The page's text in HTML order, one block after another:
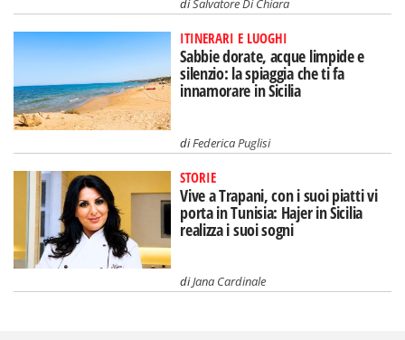
diSalvatore Di Chiara
ITINERARI E LUOGHI
Sabbie dorate, acque limpide e
silenzio: la spiaggia che ti fa
innamorare in Sicilia
diFederica Puglisi
STORIE
Vive a Trapani, con i suoi piatti vi
porta in Tunisia: Hajer in Sicilia
realizza i suoi sogni
diJana Cardinale